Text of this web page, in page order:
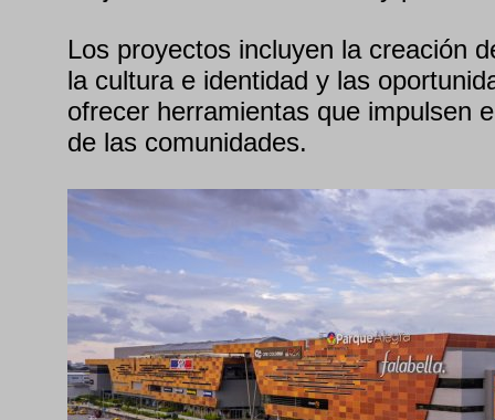
Los proyectos incluyen la creación
la cultura e identidad y las
ofrecer herramientas que impulsen
de las comunidades.